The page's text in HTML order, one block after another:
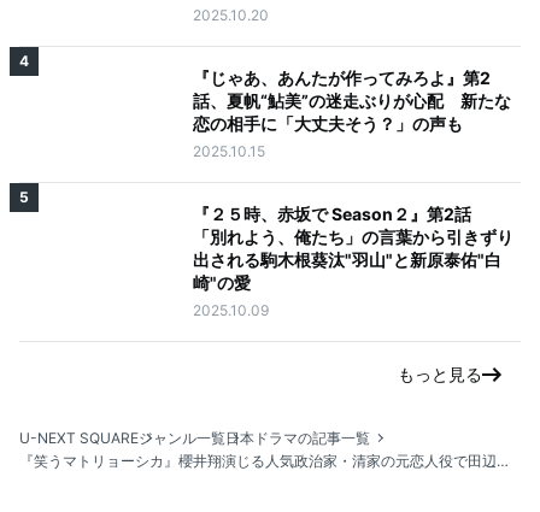
2025.10.20
4
『じゃあ、あんたが作ってみろよ』第2
話、夏帆“鮎美”の迷走ぶりが心配 新たな
恋の相手に「大丈夫そう？」の声も
2025.10.15
5
『２５時、赤坂で Season２』第2話
「別れよう、俺たち」の言葉から引きずり
出される駒木根葵汰"羽山"と新原泰佑"白
崎"の愛
2025.10.09
もっと見る
U-NEXT SQUAREジャンル一覧日本ドラマの記事一覧
『笑うマトリョーシカ』櫻井翔演じる人気政治家・清家の元恋人役で田辺桃子の出演が決定